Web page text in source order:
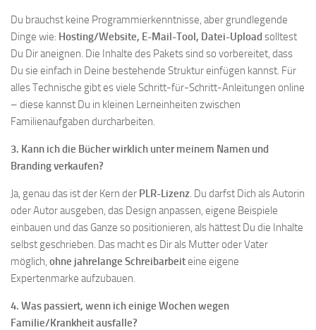
Du brauchst keine Programmierkenntnisse, aber grundlegende
Dinge wie: Hosting/Website, E-Mail-Tool, Datei-Upload solltest
Du Dir aneignen. Die Inhalte des Pakets sind so vorbereitet, dass
Du sie einfach in Deine bestehende Struktur einfügen kannst. Für
alles Technische gibt es viele Schritt-für-Schritt-Anleitungen online
– diese kannst Du in kleinen Lerneinheiten zwischen
Familienaufgaben durcharbeiten.
3. Kann ich die Bücher wirklich unter meinem Namen und
Branding verkaufen?
Ja, genau das ist der Kern der PLR-Lizenz. Du darfst Dich als Autorin
oder Autor ausgeben, das Design anpassen, eigene Beispiele
einbauen und das Ganze so positionieren, als hättest Du die Inhalte
selbst geschrieben. Das macht es Dir als Mutter oder Vater
möglich, ohne jahrelange Schreibarbeiteine eigene
Expertenmarke aufzubauen.
4. Was passiert, wenn ich einige Wochen wegen
Familie/Krankheit ausfalle?